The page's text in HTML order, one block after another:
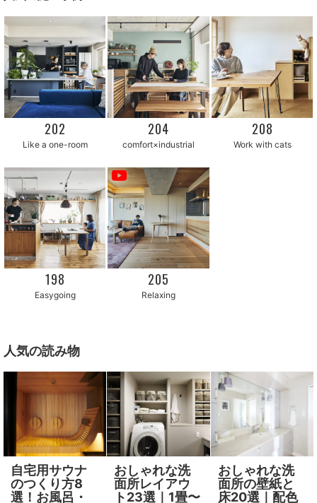
202
Like a one-room
204
comfort×industrial
208
Work with cats
198
Easygoing
205
Relaxing
人気の読み物
自宅用サウナ
のつくり方8
選！お風呂・
おしゃれな洗
面所レイアウ
ト23選｜1畳〜
おしゃれな洗
面所の壁紙と
床20選｜配色